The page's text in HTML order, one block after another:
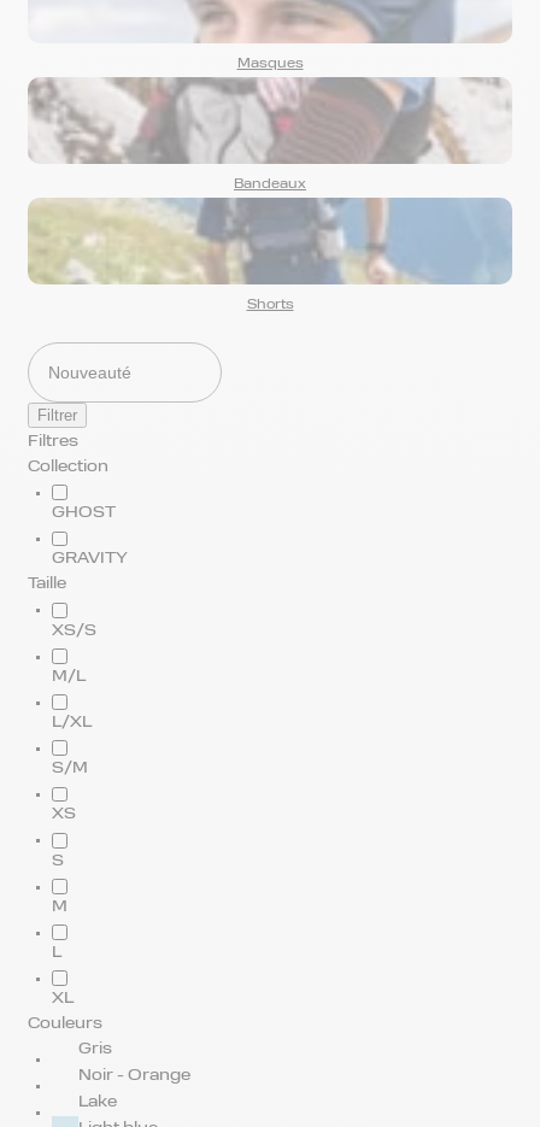
Masques
Bandeaux
Shorts
Filtrer
Filtres
Collection
GHOST
GRAVITY
Taille
XS/S
M/L
L/XL
S/M
XS
S
M
L
XL
Couleurs
Gris
Noir - Orange
Lake